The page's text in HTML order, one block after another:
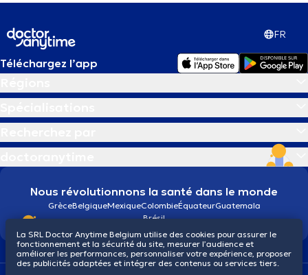
FR
Téléchargez l’app
Nous révolutionnons la santé dans le monde
GrèceBelgiqueMexiqueColombieÉquateurGuatemala
Brésil
La SRL Doctor Anytime Belgium utilise des cookies pour assurer le
fonctionnement et la sécurité du site, mesurer l’audience et
améliorer les performances, personnaliser votre expérience, proposer
des publicités adaptées et intégrer des contenus ou services tiers.